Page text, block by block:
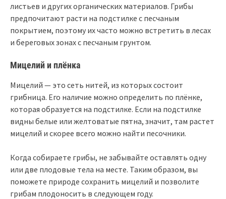
листьев и других органических материалов. Грибы
предпочитают расти на подстилке с песчаным
покрытием, поэтому их часто можно встретить в лесах
и береговых зонах с песчаным грунтом.
Мицелий и плёнка
Мицелий — это сеть нитей, из которых состоит
грибница. Его наличие можно определить по плёнке,
которая образуется на подстилке. Если на подстилке
видны белые или желтоватые пятна, значит, там растет
мицелий и скорее всего можно найти песочники.
Когда собираете грибы, не забывайте оставлять одну
или две плодовые тела на месте. Таким образом, вы
поможете природе сохранить мицелий и позволите
грибам плодоносить в следующем году.